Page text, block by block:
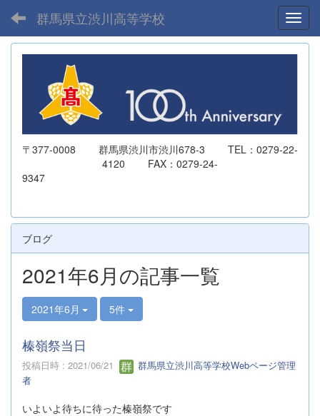
群馬県立渋川高等学校
〒377-0008 群馬県渋川市渋川678-3 TEL：0279-22-
4120 FAX：0279-24-
9347
ブログ
2021年6月の記事一覧
2021年6月 5件
榛嶺祭当日
投稿日時 : 2021/06/21
群馬県立渋川高等学校Webページ管理
者
いよいよ待ちに待った榛嶺祭です